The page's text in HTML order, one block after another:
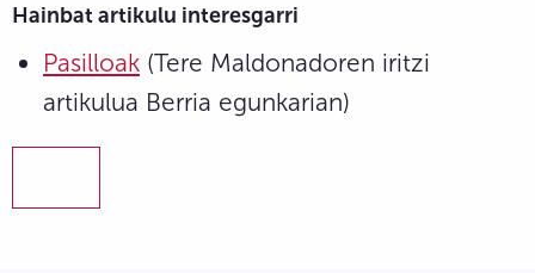
Hainbat artikulu interesgarri
Pasilloak (Tere Maldonadoren iritzi
artikulua Berria egunkarian)